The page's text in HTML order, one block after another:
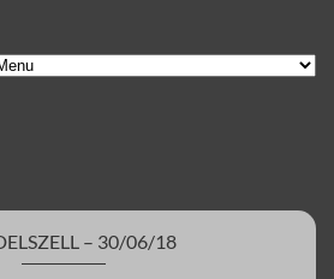
– 30/06/18